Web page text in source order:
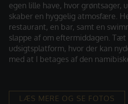
egen lille have, hvor grøntsager,
skaber en hyggelig atmosfære.
restaurant, en bar, samt en
slappe af om eftermiddagen. Tæt
udsigtsplatform, hvor der kan
med at I betages af den
LÆS MERE OG SE FOTOS